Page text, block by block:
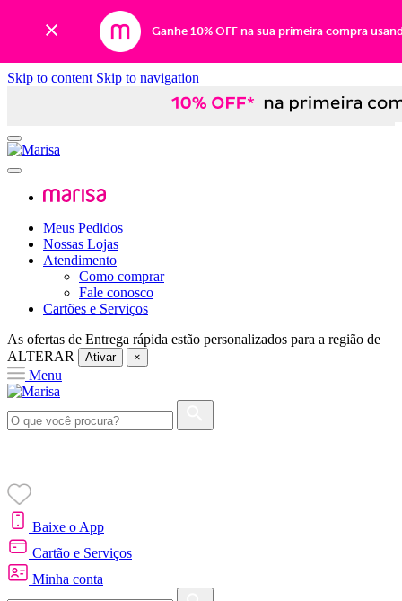
Ganhe 10% OFF na sua primeira compra
Skip to content Skip to navigation
Meus Pedidos
Nossas Lojas
Atendimento
Como comprar
Fale conosco
Cartões e Serviços
As ofertas de Entrega rápida estão personalizados para a região de
ALTERAR
Ativar ×
Menu
Baixe o App
Cartão e Serviços
Minha conta